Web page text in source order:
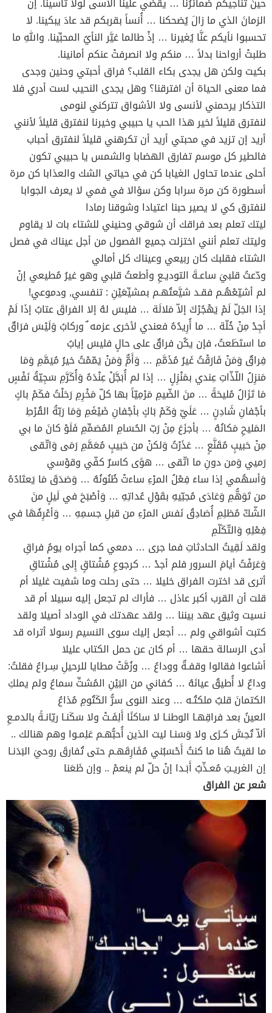
الزمانَ الذي ما زالَ يُضحكنا … أُنساً بقربكم قد عادَ يبكينا. لا
تحسبوا نأيكم عنَّا يُغيرنا … إذْ طالما غيَّر النأيُ المحبِّينا. واللهِ ما
طلبتْ أرواحنا بدلاً … منكم ولا انصرفتْ عنكم أمانينا.
بكيت ولكن هل يجدى بكاء القلب؟ فراق أحبتي وحنين وجدى
فما معنى الحياة أن افترقنا؟ وهل يجدى النحيب لست أدري فلا
التذكار يرحمني لأنسى ولا الأشواق تتركني لنومى
لنفترق قليلاً لخير هذا الحب يا حبيبي وخيرنا لنفترق قليلاً لأنني
أريد إن تزيد في محبتي أريد أن تكرهني قليلاً لنفترق أحباب
فالطير كل موسم تفارق الهضابا والشمس يا حبيبي تكون
أحلى عندما تحاول الغيابا كن في حياتي الشك والعذابا كن مرة
أسطورة كن مرة سرابا وكن سؤالا في فمي لا يعرف الجوابا
لنفترق كي لا يصير حبنا اعتيادا وشوقنا رمادا
ليتك تعلم بعد فراقك أن شوقي وحنيني للشتاء بات لا يقاوم
وليتك تعلم أنني اختزلت جميع الفصول من أجل عيناك في فصل
الشتاء فقلبك كان ربيعي وعيناك كل أمالي
ودّعتُ قلبيَ ساعـةَ التوديـعِ وأطعتُ قلبي وهو غيرُ مُطيعي إنْ
لم أشيّعْهُـم فقـد شيَّعتُهـم بمشيِّعَيْنِ : تنفسي, ودموعي!
إذا الخِلّ لَمْ يَهْجُرْكَ إلاّ مَلالَة … فليسَ لهُ إلا الفراقَ عتابُ إذَا لَمْ
أجِدْ مِنْ خُلّة … ما أُرِيدُهُ فعندي لأخرى عزمه ٌ وركابُ وَلَيْسَ فرَاقٌ
ما استَطَعتُ، فإن يكُن فراقٌ على حالٍ فليسَ إيابُ
فِراقٌ وَمَنْ فَارَقْتُ غَيرُ مُذَمَّمِ … وَأَمٌّ وَمَنْ يَمّمْتُ خيرُ مُيَمَّمِ وَمَا
مَنزِلُ اللّذّاتِ عِندي بمَنْزِلٍ … إذا لم أُبَجَّلْ عِنْدَهُ وَأُكَرَّمِ سَجِيّةُ نَفْسٍ
مَا تَزَالُ مُليحَةً … منَ الضّيمِ مَرْمِيّاً بها كلّ مَخْرِمِ رَحَلْتُ فكَمْ باكٍ
بأجْفانِ شَادِنٍ … عَلَيّ وَكَمْ بَاكٍ بأجْفانِ ضَيْغَمِ وَمَا رَبّةُ القُرْطِ
المَليحِ مَكانُهُ … بأجزَعَ مِنْ رَبّ الحُسَامِ المُصَمِّمِ فَلَوْ كانَ ما بي
مِنْ حَبيبٍ مُقَنَّعٍ … عَذَرْتُ وَلكنْ من حَبيبٍ مُعَمَّمِ رَمَى وَاتّقى
رَميي وَمن دونِ ما اتّقى … هوًى كاسرٌ كفّي وقوْسي
وَأسهُمي إذا ساءَ فِعْلُ المرْءِ ساءَتْ ظُنُونُهُ … وَصَدَقَ مَا يَعتَادُهُ
من تَوَهُّمِ وَعَادَى مُحِبّيهِ بقَوْلِ عُداتِهِ … وَأصْبَحَ في لَيلٍ منَ
الشّكّ مُظلِمِ أُصَادِقُ نَفسَ المرْءِ من قبلِ جسمِهِ … وَأعْرِفُهَا في
فِعْلِهِ وَالتّكَلّمِ
ولقد لَقِيتُ الحادثاتِ فما جرى … دمعي كما أجراه يومُ فراقِ
وَعَرَفْتُ أيامَ السرور فلم أجدْ … كرجوعِ مُشْتاقٍ إِلى مُشْتاقِ
أترى قد اخترت الفراق خليلا … حتى رحلت وما شفيت غليلا أم
قلت أن القرب أكبر عاذل … فأراك لم تجعل إليه سبيلا أم قد
نسيت وثيق عهد بيننا … ولقد عهدتك في الوداد أصيلا ولقد
كتبت أشواقي ولم … أجعل إليك سوى النسيم رسولا أتراه قد
أدى الرسالة حقها … أم كان عن حمل الكتاب عليلا
أشاعوا فقالوا وقفـةٌ ووداعُ … وزُمَّتْ مطايا للرحيلِ سِـراعُ فقلتُ:
وداعٌ لا أُطيقُ عيانَهُ … كفاني من البَيْنِ المُشتِّ سماعُ ولم يملكِ
الكتمانَ قلبٌ ملكتُـه … وعند النوى سرُّ الكَتُومِ مُذاعُ
العينُ بعد فراقِهـا الوطنـا لا ساكنًا أَلِفَـتْ ولا سَكَنـا ريّانـةً بالدمـعِ
ألاّ تُحِسَّ كـرًى ولا وَسَنـا ليت الذين أُحبُّهـم عَلِمـوا وهم هنالك ..
ما لقيتُ هُنا ما كنتُ أَحْسَبُني مُفَارِقَهـم حتى تُفارقَ روحيَ البَدَنـا
إن الغريـبَ مُعـذّبٌ أَبَـدا إنْ حلّ لم ينعمْ .. وإن ظَعَنا
شعر عن الفراق